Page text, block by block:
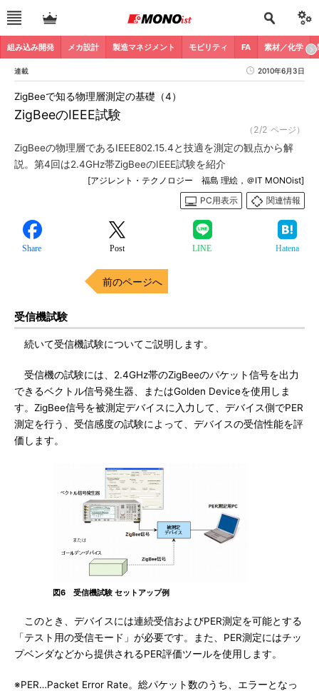
組み込み開発 メカ設計 製造マネジメント モビリティ FA 素材／化学
連載 2010年6月3日
ZigBeeのIEEE試験
ZigBeeで知る物理層測定の基礎（4）
（2/2 ページ）
ZigBeeの物理層であるIEEE802.15.4と技適を測定の観点から解
説。第4回は2.4GHz帯ZigBeeのIEEE試験を紹介
[アジレント・テクノロジー 福島 理絵，＠IT MONOist]
PC用表示
関連情報
Share Post LINE Hatena
前のページへ
受信機試験
続いて受信機試験についてご説明します。
受信機の試験には、2.4GHz帯のZigBeeのパケット信号を出力
できるベクトル信号発生器、またはGolden Deviceを使用しま
す。ZigBee信号を被測定デバイスに入力して、デバイス側でPER
測定を行う、受信感度の試験によって、デバイスの受信性能を評
価します。
図6 受信機試験 セットアップ例
このとき、デバイスには連続受信およびPER測定を可能とする
「テスト用の受信モード」が必要です。また、PER測定にはチッ
プベンダなどから提供されるPER評価ツールを使用します。
※PER…Packet Error Rate。総パケット数のうち、エラーとなっ